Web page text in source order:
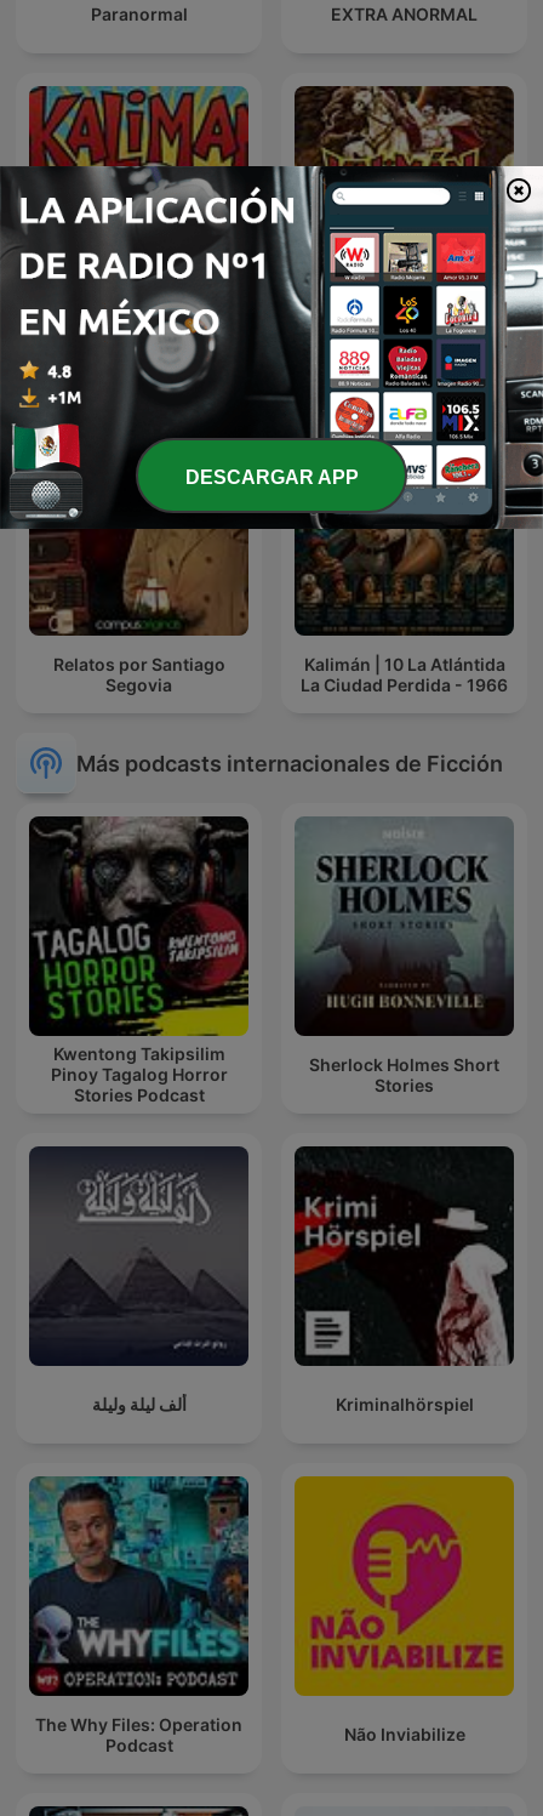
Paranormal EXTRA ANORMAL
kaliman
Kalimán | 01 Los
Profanadores de Tumbas
-1963
Relatos por Santiago
Segovia
Kalimán | 10 La Atlántida
La Ciudad Perdida - 1966
Más podcasts internacionales de Ficción
Kwentong Takipsilim
Pinoy Tagalog Horror
Stories Podcast
Sherlock Holmes Short
Stories
ألف ليلة وليلة Kriminalhörspiel
The Why Files: Operation
Podcast
Não Inviabilize
DESCARGAR APP